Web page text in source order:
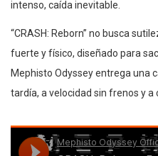
intenso, caída inevitable.
“CRASH: Reborn” no busca
fuerte y físico, diseñado para
Mephisto Odyssey entrega una
tardía, a velocidad sin frenos y a